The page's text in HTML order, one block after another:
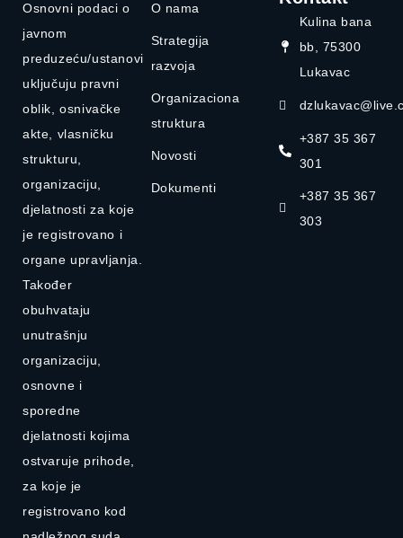
Osnovni podaci o
javnom
preduzeću/ustanovi
uključuju pravni
oblik, osnivačke
akte, vlasničku
strukturu,
organizaciju,
djelatnosti za koje
je registrovano i
organe upravljanja.
Također
obuhvataju
unutrašnju
organizaciju,
osnovne i
sporedne
djelatnosti kojima
ostvaruje prihode,
za koje je
registrovano kod
O nama
Strategija
razvoja
Organizaciona
struktura
Novosti
Dokumenti
Kulina bana
bb, 75300
Lukavac
+387 35 367
301
+387 35 367
303